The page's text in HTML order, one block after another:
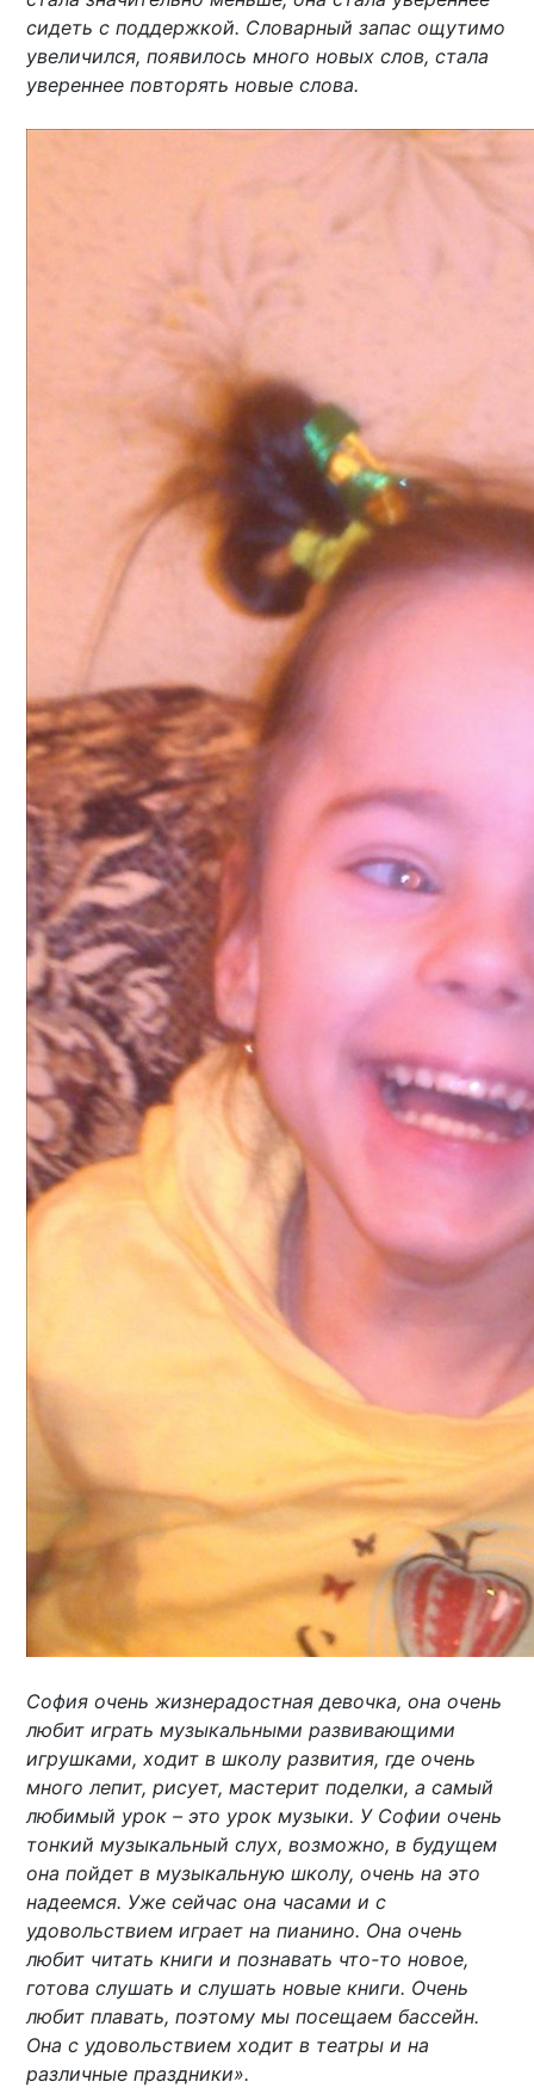
сидеть с поддержкой. Словарный запас ощутимо
увеличился, появилось много новых слов, стала
увереннее повторять новые слова.
София очень жизнерадостная девочка, она очень
любит играть музыкальными развивающими
игрушками, ходит в школу развития, где очень
много лепит, рисует, мастерит поделки, а самый
любимый урок – это урок музыки. У Софии очень
тонкий музыкальный слух, возможно, в будущем
она пойдет в музыкальную школу, очень на это
надеемся. Уже сейчас она часами и с
удовольствием играет на пианино. Она очень
любит читать книги и познавать что-то новое,
готова слушать и слушать новые книги. Очень
любит плавать, поэтому мы посещаем бассейн.
Она с удовольствием ходит в театры и на
различные праздники».